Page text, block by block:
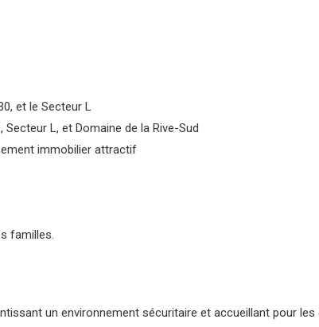
et le Secteur L
L, et Domaine de la Rive-Sud
immobilier attractif
familles.
un environnement sécuritaire et accueillant pour